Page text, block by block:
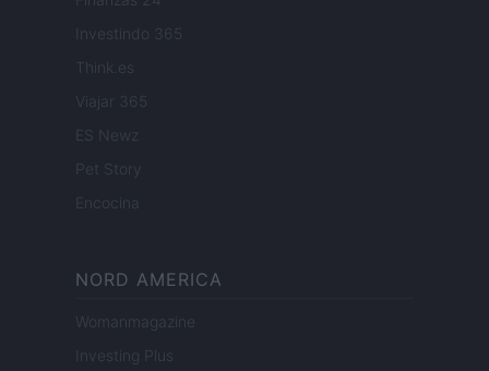
Investindo 365
Think.es
Viajar 365
ES Newz
Pet Story
Encocina
NORD AMERICA
Womanmagazine
Investing Plus